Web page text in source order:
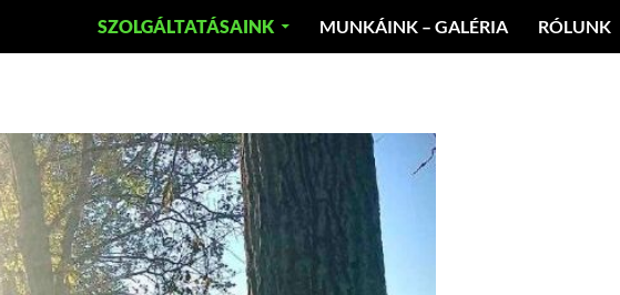
SZOLGÁLTATÁSAINK MUNKÁINK – GALÉRIA RÓLUNK